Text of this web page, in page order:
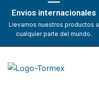
Envios internacionales
Llevamos nuestros productos a
cualquier parte del mundo.